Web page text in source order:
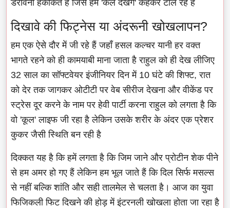
डरावनी हकीकत है जिसे हम 'कल देखेंगे' कहकर टाल रहे हैं
दिखावे की फिट्नेस या अंदरूनी खोखलापन?
हम एक ऐसे दौर में जी रहे हैं जहाँ हसल कल्चर यानी हर वक्त
भागते रहने को ही कामयाबी माना जाता है राहुल को ही देख लीजिए
32 साल का सॉफ्टवेयर इंजीनियर दिन में 10 घंटे की शिफ्ट, रात
को देर तक जागकर ओटीटी पर वेब सीरीज देखना और वीकेंड पर
स्ट्रेस दूर करने के नाम पर हेवी पार्टी करना राहुल को लगता है कि
वो 'कूल' लाइफ जी रहा है लेकिन उसके शरीर के अंदर एक प्रेशर
कुकर जैसी स्थिति बन रही है
दिक्कत यह है कि हमें लगता है कि जिम जाने और प्रोटीन शेक पीने
से हम अमर हो गए हैं लेकिन हम भूल जाते हैं कि दिल सिर्फ मसल्स
से नहीं बल्कि शांति और सही तालमेल से चलता है। आज का युवा
फिजिकली फिट दिखने की होड़ में इंटरनली खोखला होता जा रहा है